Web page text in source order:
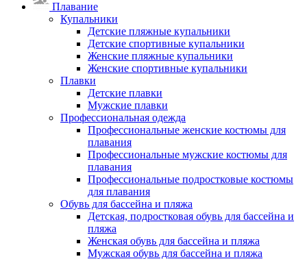
Плавание
Купальники
Детские пляжные купальники
Детские спортивные купальники
Женские пляжные купальники
Женские спортивные купальники
Плавки
Детские плавки
Мужские плавки
Профессиональная одежда
Профессиональные женские костюмы для
плавания
Профессиональные мужские костюмы для
плавания
Профессиональные подростковые костюмы
для плавания
Обувь для бассейна и пляжа
Детская, подростковая обувь для бассейна и
пляжа
Женская обувь для бассейна и пляжа
Мужская обувь для бассейна и пляжа